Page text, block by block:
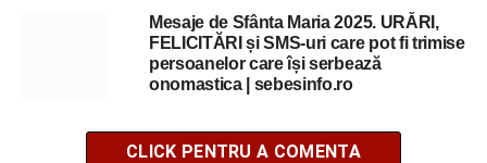
Mesaje de Sfânta Maria 2025. URĂRI,
FELICITĂRI și SMS-uri care pot fi trimise
persoanelor care își serbează
onomastica | sebesinfo.ro
CLICK PENTRU A COMENTA